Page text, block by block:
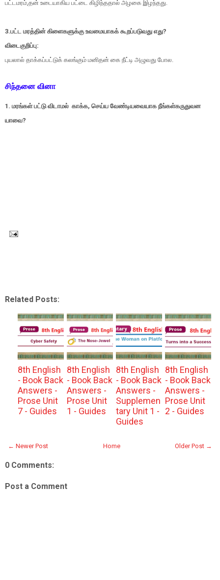
பட்டமரம்,தன் உடையாகிய பட்டை கிழிந்ததால் அழகை இழந்தது.
3.பட்ட மரத்தின் கிளைகளுக்கு உவமையாகக் கூறப்படுவது எது?
விடைகுறிப்பு:
புயலால் தாக்கப்பட்டுக் கலங்கும் மனிதன் கை நீட்டி அழுவது போல.
சிந்தனை வினா
1. மரங்கள் பட்டு விடாமல் காக்க, செய்ய வேண்டியவையாக நீங்கள்கருதுவன
யாவை?
Related Posts:
8th English
- Book Back
Answers -
Prose Unit
7 - Guides
8th English
- Book Back
Answers -
Prose Unit
1 - Guides
8th English
- Book Back
Answers -
Supplemen
tary Unit 1 -
Guides
8th English
- Book Back
Answers -
Prose Unit
2 - Guides
← Newer Post Older Post →
Home
0 Comments:
Post a Comment